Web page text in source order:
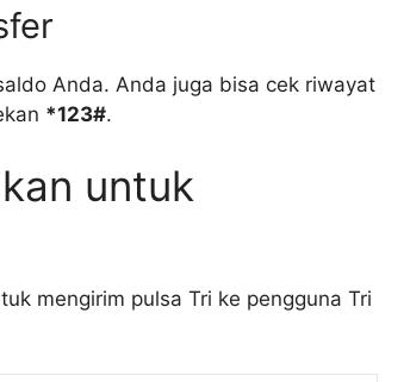
Anda. Anda juga bisa cek riwayat
*123#.
untuk
mengirim pulsa Tri ke pengguna Tri